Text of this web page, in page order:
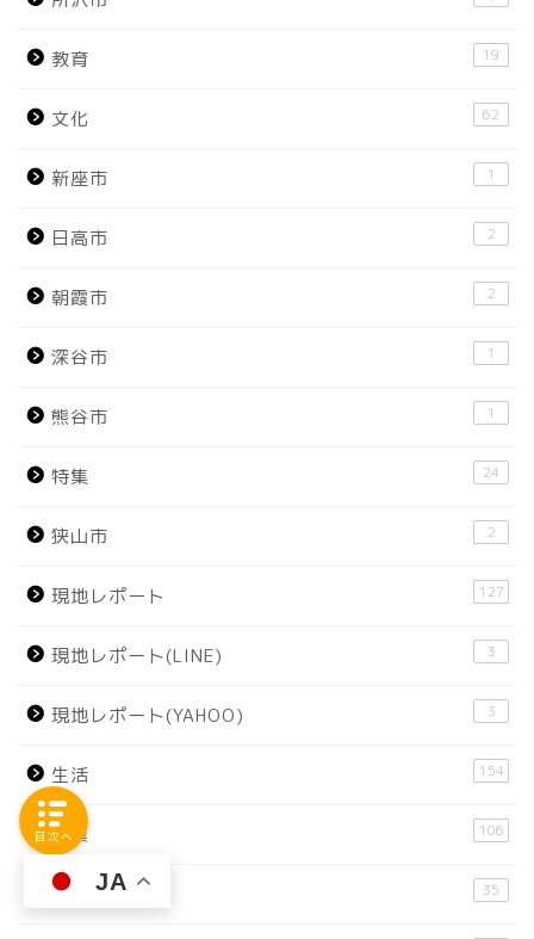
教育 19
文化 62
新座市 1
日高市 2
朝霞市 2
深谷市 1
熊谷市 1
特集 24
狭山市 2
現地レポート 127
現地レポート(LINE) 3
現地レポート(YAHOO) 3
生活 154
産業 106
美容 35
JA
目次へ